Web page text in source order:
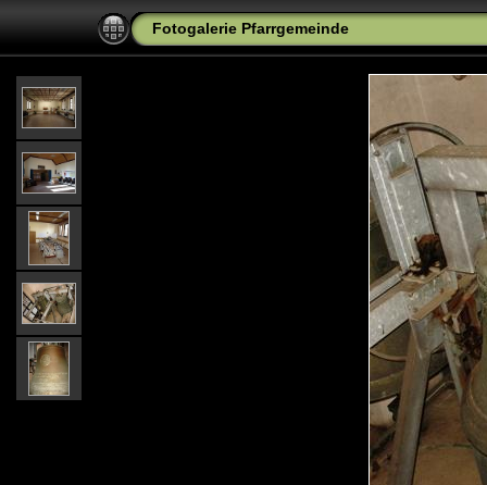
Fotogalerie Pfarrgemeinde